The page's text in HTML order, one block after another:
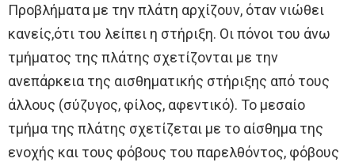
Προβλήματα με την πλάτη αρχίζουν, όταν νιώθει
κανείς,ότι του λείπει η στήριξη. Οι πόνοι του άνω
τμήματος της πλάτης σχετίζονται με την
ανεπάρκεια της αισθηματικής στήριξης από τους
άλλους (σύζυγος, φίλος, αφεντικό). Το μεσαίο
τμήμα της πλάτης σχετίζεται με το αίσθημα της
ενοχής και τους φόβους του παρελθόντος, φόβους